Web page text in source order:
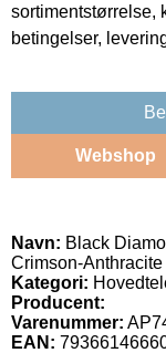
sortimentstørrelse,
betingelser,
Webshop
Navn: Black
Crimson-
Kategori:
Producent:
Varenummer:
EAN: